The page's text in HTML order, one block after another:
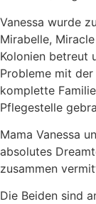
Vanessa wurde
Mirabelle,
Kolonien betreut
Probleme mit
komplette
Pflegestelle
Mama Vanessa
absolutes
zusammen
Die Beiden sind